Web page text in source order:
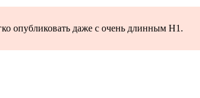
опубликовать даже с очень длинным H1.